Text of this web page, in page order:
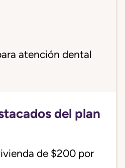
atención dental
del plan
de $200 por